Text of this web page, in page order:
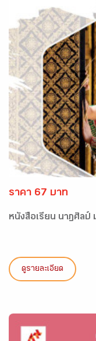
ราคา 67 บาท
หนังสือเรียน นาฏศิลป์
ดูรายละเอียด